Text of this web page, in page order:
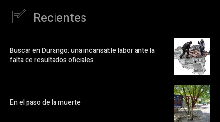
Recientes
Buscar en Durango: una incansable labor ante la
falta de resultados oficiales
En el paso de la muerte